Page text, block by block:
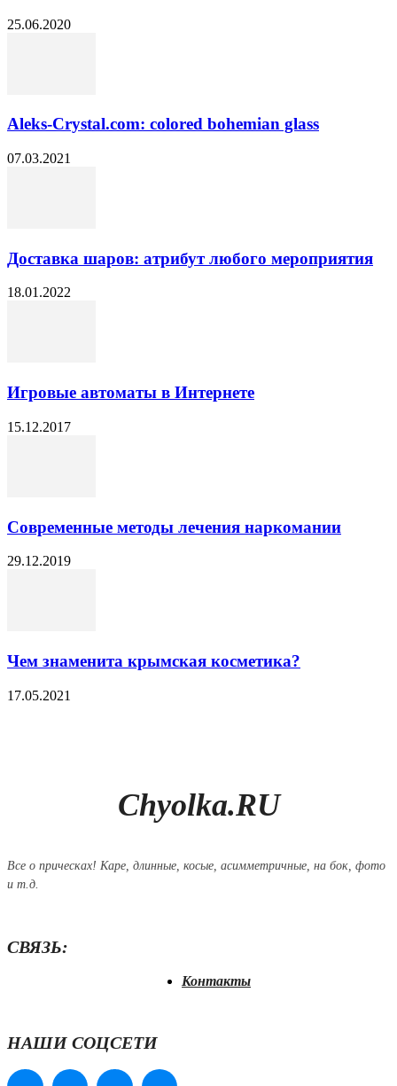
25.06.2020
Aleks-Crystal.com: colored bohemian glass
07.03.2021
Доставка шаров: атрибут любого мероприятия
18.01.2022
Игровые автоматы в Интернете
15.12.2017
Современные методы лечения наркомании
29.12.2019
Чем знаменита крымская косметика?
17.05.2021
Chyolka.RU
Все о прическах! Каре, длинные, косые, асимметричные, на бок, фото
и т.д.
СВЯЗЬ:
Контакты
НАШИ СОЦСЕТИ